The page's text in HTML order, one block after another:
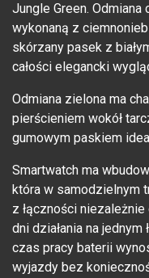
Jungle Green.
wykonaną z
skórzany pasek z
całości elegancki
Odmiana zielona ma
pierścieniem wokół
gumowym paskiem
Smartwatch ma
która w samodzielnym
z łączności
dni działania na
czas pracy baterii
wyjazdy bez